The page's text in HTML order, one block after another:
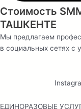
Стоимость
ТАШКЕНТЕ
Мы предлагаем
в социальных сетях с
ЕДИНОРАЗОВЫЕ